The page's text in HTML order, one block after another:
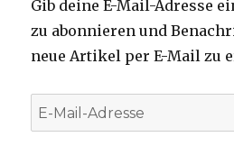
Gib deine E-Mail-Adresse
zu abonnieren und
neue Artikel per E-Mail zu
E-
Mail-